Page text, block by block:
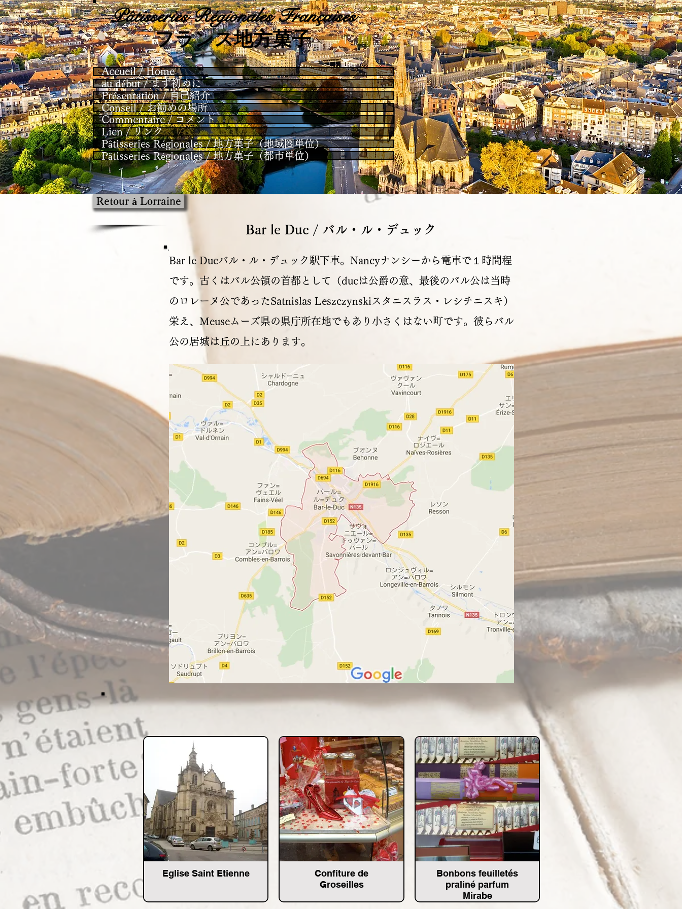
PâtisseriesRégionales Françaises
​フランス地方菓子
Accueil / Home
au début / まず初めに
Présentation / 自己紹介
Conseil / お勧めの場所
Commentaire / コメント
Lien / リンク
Pâtisseries Régionales / 地方菓子（地域圏単位）
Pâtisseries Régionales / 地方菓子（都市単位）
Retour à Lorraine
Bar le Ducバル・ル・デュック駅下車。Nancyナンシーから電車で１時間程
です。古くはバル公領の首都として（ducは公爵の意、最後のバル公は当時
のロレーヌ公であったSatnislas Leszczynskiスタニスラス・レシチニスキ）
栄え、Meuseムーズ県の県庁所在地でもあり小さくはない町です。彼らバル
公の居城は丘の上にあります。
Eglise Saint Etienne
Confiture de
Groseilles
Bonbons feuilletés
praliné parfum
Mirabe
Bar le Duc / バル・ル・デュック